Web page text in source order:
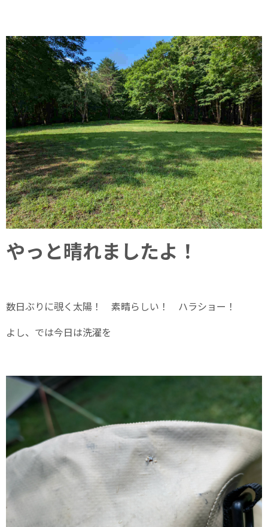
やっと晴れましたよ！
数日ぶりに覗く太陽！ 素晴らしい！ ハラショー！
よし、では今日は洗濯を